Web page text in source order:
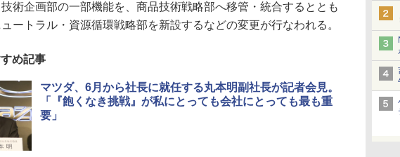
術企画部の一部機能を、商品技術戦略部へ移管・統合するととも
ートラル・資源循環戦略部を新設するなどの変更が行なわれる。
め記事
マツダ、6月から社長に就任する丸本明副社長が記者会見。
「『飽くなき挑戦』が私にとっても会社にとっても最も重
要」